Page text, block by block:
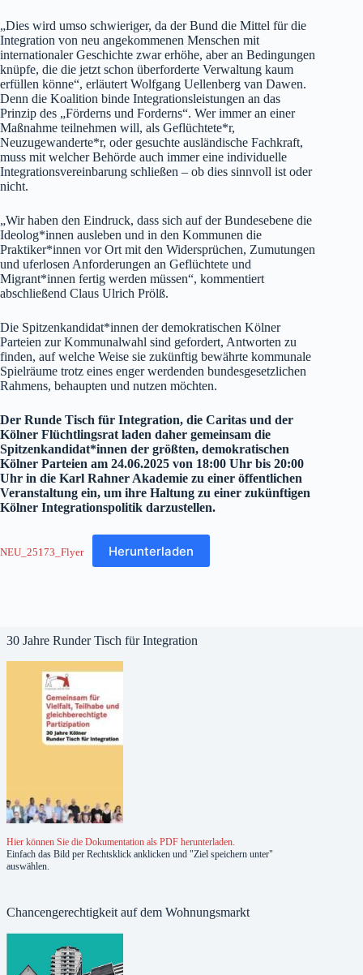
„Dies wird umso schwieriger, da der Bund die Mittel für die
Integration von neu angekommenen Menschen mit
internationaler Geschichte zwar erhöhe, aber an Bedingungen
knüpfe, die die jetzt schon überforderte Verwaltung kaum
erfüllen könne“, erläutert Wolfgang Uellenberg van Dawen.
Denn die Koalition binde Integrationsleistungen an das
Prinzip des „Förderns und Forderns“. Wer immer an einer
Maßnahme teilnehmen will, als Geflüchtete*r,
Neuzugewanderte*r, oder gesuchte ausländische Fachkraft,
muss mit welcher Behörde auch immer eine individuelle
Integrationsvereinbarung schließen – ob dies sinnvoll ist oder
nicht.
„Wir haben den Eindruck, dass sich auf der Bundesebene die
Ideolog*innen ausleben und in den Kommunen die
Praktiker*innen vor Ort mit den Widersprüchen, Zumutungen
und uferlosen Anforderungen an Geflüchtete und
Migrant*innen fertig werden müssen“, kommentiert
abschließend Claus Ulrich Prölß.
Die Spitzenkandidat*innen der demokratischen Kölner
Parteien zur Kommunalwahl sind gefordert, Antworten zu
finden, auf welche Weise sie zukünftig bewährte kommunale
Spielräume trotz eines enger werdenden bundesgesetzlichen
Rahmens, behaupten und nutzen möchten.
Der Runde Tisch für Integration, die Caritas und der
Kölner Flüchtlingsrat laden daher gemeinsam die
Spitzenkandidat*innen der größten, demokratischen
Kölner Parteien am 24.06.2025 von 18:00 Uhr bis 20:00
Uhr in die Karl Rahner Akademie zu einer öffentlichen
Veranstaltung ein, um ihre Haltung zu einer zukünftigen
Kölner Integrationspolitik darzustellen.
NEU_25173_Flyer Herunterladen
30 Jahre Runder Tisch für Integration
Hier können Sie die Dokumentation als PDF herunterladen.
Einfach das Bild per Rechtsklick anklicken und "Ziel speichern unter"
auswählen.
Chancengerechtigkeit auf dem Wohnungsmarkt